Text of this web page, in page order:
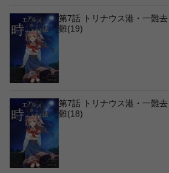
第7話 トリナウス港・一難
難(19)
第7話 トリナウス港・一難
難(18)